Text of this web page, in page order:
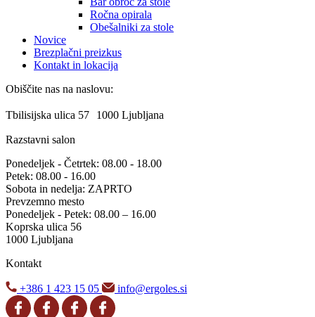
Ročna opirala
Obešalniki za stole
Novice
Brezplačni preizkus
Kontakt in lokacija
Obiščite nas na naslovu:
Tbilisijska ulica 57 1000 Ljubljana
Razstavni salon
Ponedeljek - Četrtek: 08.00 - 18.00
Petek: 08.00 - 16.00
Sobota in nedelja: ZAPRTO
Prevzemno mesto
Ponedeljek - Petek: 08.00 – 16.00
Koprska ulica 56
1000 Ljubljana
Kontakt
+386 1 423 15 05 info@ergoles.si